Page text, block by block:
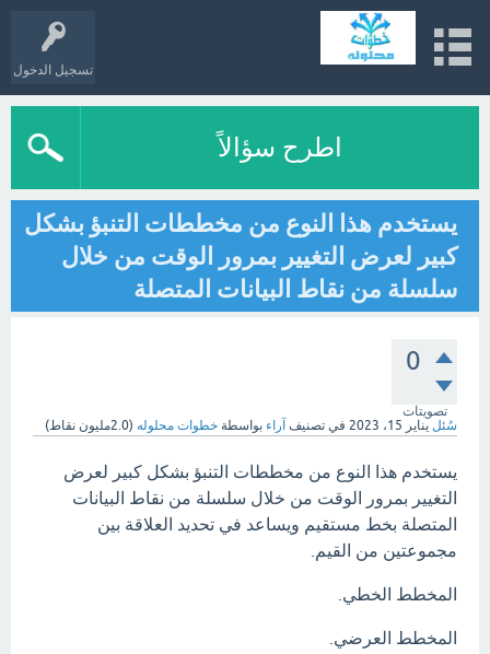
تسجيل الدخول
اطرح سؤالاً
يستخدم هذا النوع من مخططات التنبؤ بشكل
كبير لعرض التغيير بمرور الوقت من خلال
سلسلة من نقاط البيانات المتصلة
0
تصويتات
سُئل يناير 15، 2023 في تصنيف آراء بواسطة خطوات محلوله (2.0مليون نقاط)
يستخدم هذا النوع من مخططات التنبؤ بشكل كبير لعرض
التغيير بمرور الوقت من خلال سلسلة من نقاط البيانات
المتصلة بخط مستقيم ويساعد في تحديد العلاقة بين
مجموعتين من القيم.
المخطط الخطي.
المخطط العرضي.